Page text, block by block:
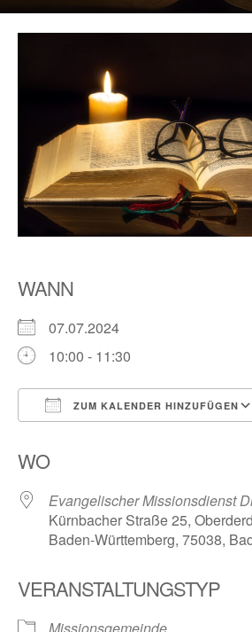
WANN
07.07.2024
10:00 - 11:30
ZUM KALENDER HINZUFÜGEN
WO
Evangelischer Missionsdienst
Kürnbacher Straße 25,
Baden-Württemberg, 75038,
VERANSTALTUNGSTYP
Missionsgemeinde